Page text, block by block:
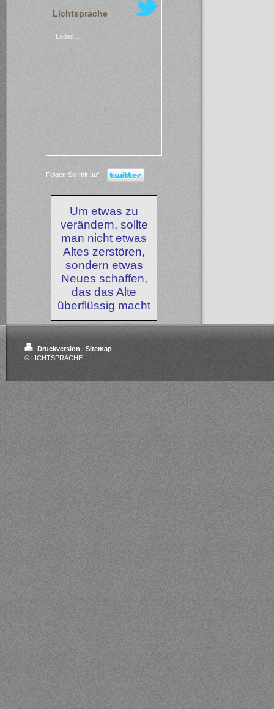
Lichtsprache
Laden...
Folgen Sie mir auf:
Um etwas zu
verändern, sollte
man nicht etwas
Altes zerstören,
sondern etwas
Neues schaffen,
das das Alte
überflüssig macht
Druckversion
Sitemap
© LICHTSPRACHE